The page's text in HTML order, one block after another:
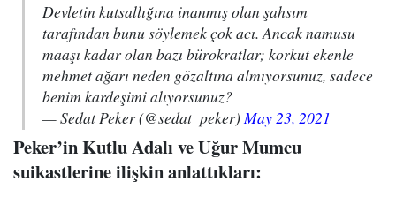
Devletin kutsallığına inanmış olan şahsım
tarafından bunu söylemek çok acı. Ancak namusu
maaşı kadar olan bazı bürokratlar; korkut ekenle
mehmet ağarı neden gözaltına almıyorsunuz, sadece
benim kardeşimi alıyorsunuz?
— Sedat Peker (@sedat_peker)May 23, 2021
Peker’in Kutlu Adalı ve Uğur Mumcu
suikastlerine ilişkin anlattıkları: